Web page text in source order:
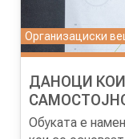
Организациски
ДАНОЦИ КОИ
СИСТЕМОТ
Обуката е